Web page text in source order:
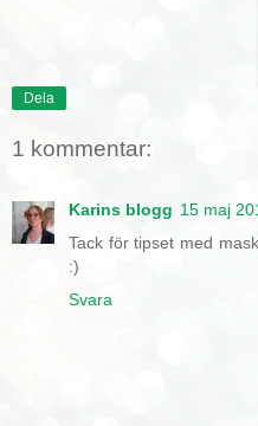
Dela
1 kommentar:
Karins blogg 15 maj
Tack för tipset med
:)
Svara